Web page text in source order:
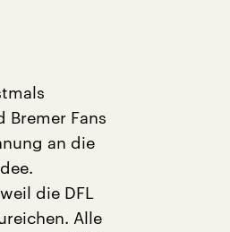
Fans
an die
die DFL
Alle